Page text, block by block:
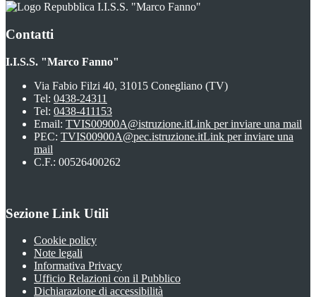
I.I.S.S. "Marco Fanno"
Contatti
I.I.S.S. "Marco Fanno"
Via Fabio Filzi 40, 31015 Conegliano (TV)
Tel: 0438-24311
Tel: 0438-411153
Email: TVIS00900A@istruzione.itLink per inviare una mail
PEC: TVIS00900A@pec.istruzione.itLink per inviare una
mail
C.F.: 00526400262
Sezione Link Utili
Cookie policy
Note legali
Informativa Privacy
Ufficio Relazioni con il Pubblico
Dichiarazione di accessibilità